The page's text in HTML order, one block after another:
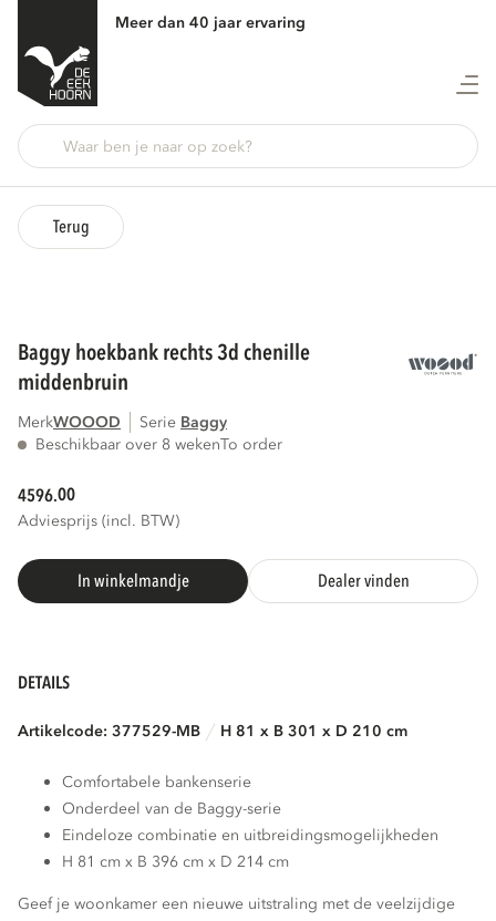
Meer dan 40 jaar ervaring
Terug
baggy hoekbank rechts 3d chenille
middenbruin
MerkWOOOD Serie
baggy
Beschikbaar over 8 wekenTo order
4596.00
Adviesprijs (incl. BTW)
In winkelmandje Dealer vinden
DETAILS
Artikelcode: 377529-MB H 81 x B 301 x D 210 cm
Comfortabele bankenserie
Onderdeel van de Baggy-serie
Eindeloze combinatie en uitbreidingsmogelijkheden
H 81 cm x B 396 cm x D 214 cm
Geef je woonkamer een nieuwe uitstraling met de veelzijdige